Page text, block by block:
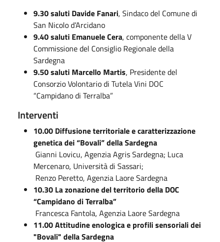
9.30 saluti Davide Fanari, Sindaco del Comune di
San Nicolo d’Arcidano
9.40 saluti Emanuele Cera, componente della V
Commissione del Consiglio Regionale della
Sardegna
9.50 saluti Marcello Martis, Presidente del
Consorzio Volontario di Tutela Vini DOC
“Campidano di Terralba”
Interventi
10.00 Diffusione territoriale e caratterizzazione
genetica dei “Bovali” della Sardegna
Gianni Lovicu, Agenzia Agris Sardegna; Luca
Mercenaro, Università di Sassari;
Renzo Peretto, Agenzia Laore Sardegna
10.30 La zonazione del territorio della DOC
“Campidano di Terralba”
Francesca Fantola, Agenzia Laore Sardegna
11.00 Attitudine enologica e profili sensoriali dei
"Bovali" della Sardegna